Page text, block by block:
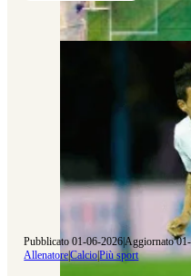
Pubblicato 01-06-2026|Aggiornato
Allenatore|Calcio|Più sport